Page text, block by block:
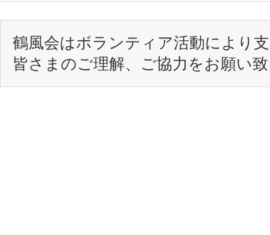
鶴風会はボランティア活動により
皆さまのご理解、ご協力をお願い